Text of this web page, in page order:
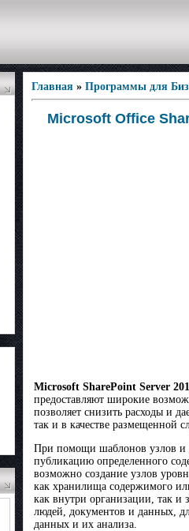
Главная » Программы для
Microsoft Office
Microsoft SharePoint Server
предоставляют широкие
позволяет снизить расходы и
так и в качестве размещенной
При помощи шаблонов узлов и
публикацию определенного
возможно создание узлов
как хранилища содержимого
как внутри организации, так и
людей, документов и данных,
данных и их анализа.